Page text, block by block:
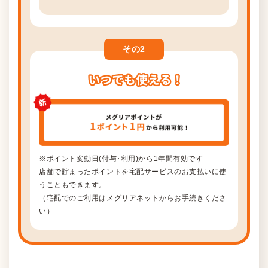
その2
※ポイント変動日(付与･利用)から1年間有効です
店舗で貯まったポイントを宅配サービスのお支払いに使
うこともできます。
（宅配でのご利用はメグリアネットからお手続きくださ
い）